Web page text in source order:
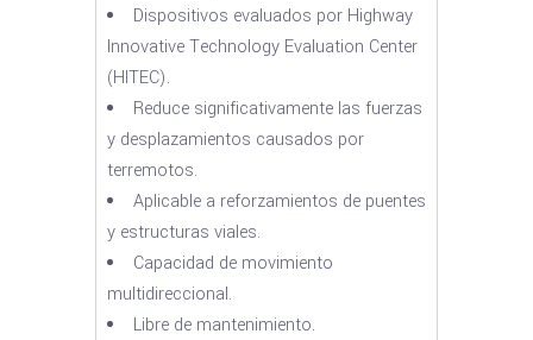
Dispositivos evaluados por Highway
Innovative Technology Evaluation Center
(HITEC).
Reduce significativamente las fuerzas
y desplazamientos causados por
terremotos.
Aplicable a reforzamientos de puentes
y estructuras viales.
Capacidad de movimiento
multidireccional.
Libre de mantenimiento.